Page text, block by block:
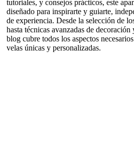
tutoriales, y consejos prácticos, este
diseñado para inspirarte y guiarte,
de experiencia. Desde la selección de
hasta técnicas avanzadas de
blog cubre todos los aspectos
velas únicas y personalizadas.